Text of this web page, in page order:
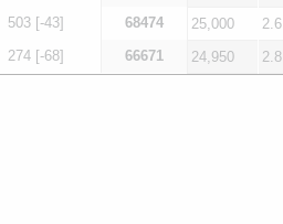
503 [-43] 68474 25,000 2.6
274 [-68] 66671 24,950 2.8